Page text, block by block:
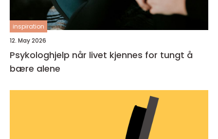
inspiration
12. May 2026
Psykologhjelp når livet kjennes for tungt å
bære alene